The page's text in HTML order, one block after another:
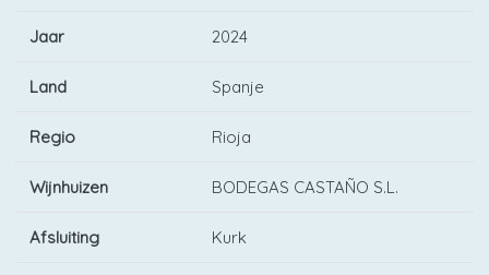
Jaar 2024
Land Spanje
Regio Rioja
Wijnhuizen BODEGAS CASTAÑO S.L.
Afsluiting Kurk